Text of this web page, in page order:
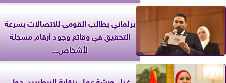
برلماني يطالب القومي للاتصالات بسرعة
التحقيق في وقائع وجود أرقام مسجلة
لأشخاص...